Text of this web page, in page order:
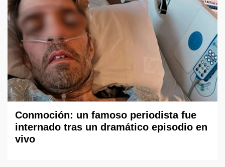
Conmoción: un famoso periodista fue
internado tras un dramático episodio en
vivo